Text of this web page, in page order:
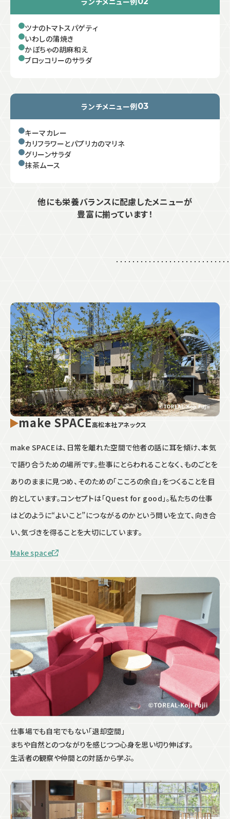
ツナのトマトスパゲティ
いわしの蒲焼き
かぼちゃの胡麻和え
ブロッコリーのサラダ
ランチメニュー例03
キーマカレー
カリフラワーとパプリカのマリネ
グリーンサラダ
抹茶ムース
他にも栄養バランスに配慮したメニューが
豊富に揃っています！
make SPACE高松本社アネックス
make SPACEは、日常を離れた空間で他者の話に耳を傾け、本気
で語り合うための場所です。些事にとらわれることなく、ものごとを
ありのままに見つめ、そのための「こころの余白」をつくることを目
的としています。コンセプトは「Quest for good」。私たちの仕事
はどのように“よいこと”につながるのかという問いを立て、向き合
い、気づきを得ることを大切にしています。
Make space
仕事場でも自宅でもない「退却空間」
まちや自然とのつながりを感じつつ心身を思い切り伸ばす。
生活者の観察や仲間との対話から学ぶ。